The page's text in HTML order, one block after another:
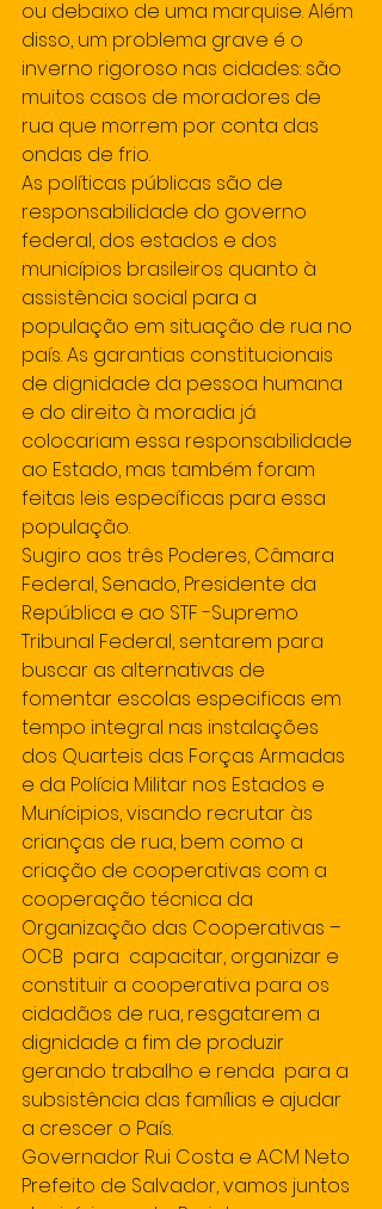
ou debaixo de uma marquise. Além
disso, um problema grave é o
inverno rigoroso nas cidades: são
muitos casos de moradores de
rua que morrem por conta das
ondas de frio.
As políticas públicas são de
responsabilidade do governo
federal, dos estados e dos
municípios brasileiros quanto à
assistência social para a
população em situação de rua no
país. As garantias constitucionais
de dignidade da pessoa humana
e do direito à moradia já
colocariam essa responsabilidade
ao Estado, mas também foram
feitas leis específicas para essa
população.
Sugiro aos três Poderes, Câmara
Federal, Senado, Presidente da
República e ao STF -Supremo
Tribunal Federal, sentarem para
buscar as alternativas de
fomentar escolas especificas em
tempo integral nas instalações
dos Quarteis das Forças Armadas
e da Polícia Militar nos Estados e
Munícipios, visando recrutar às
crianças de rua, bem como a
criação de cooperativas com a
cooperação técnica da
Organização das Cooperativas –
OCB  para  capacitar, organizar e
constituir a cooperativa para os
cidadãos de rua, resgatarem a
dignidade a fim de produzir
gerando trabalho e renda  para a
subsistência das famílias e ajudar
a crescer o País.
Governador Rui Costa e ACM Neto
Prefeito de Salvador, vamos juntos